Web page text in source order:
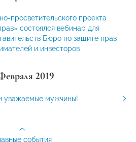
просветительского проекта
состоялся вебинар для
Бюро по защите прав
и инвесторов
2019
уважаемые мужчины!
события